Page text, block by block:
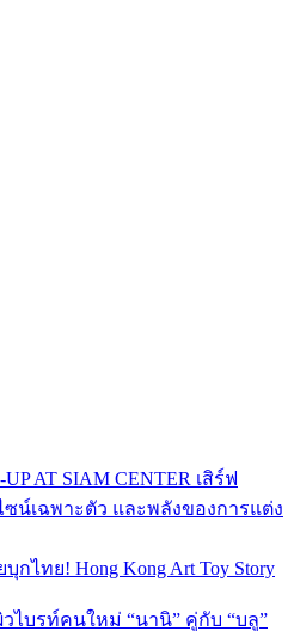
UP AT SIAM CENTER เสิร์ฟ
น์เฉพาะตัว และพลังของการแต่ง
ไทย! Hong Kong Art Toy Story
ไบรท์คนใหม่ “นานิ” คู่กับ “บลู”